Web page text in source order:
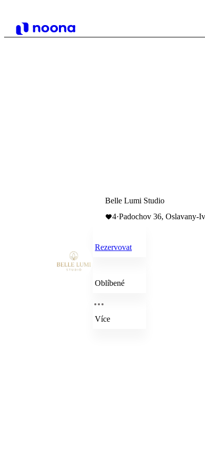
Belle Lumi Studio
4·Padochov 36, Oslavany-
Rezervovat
Oblíbené
Více